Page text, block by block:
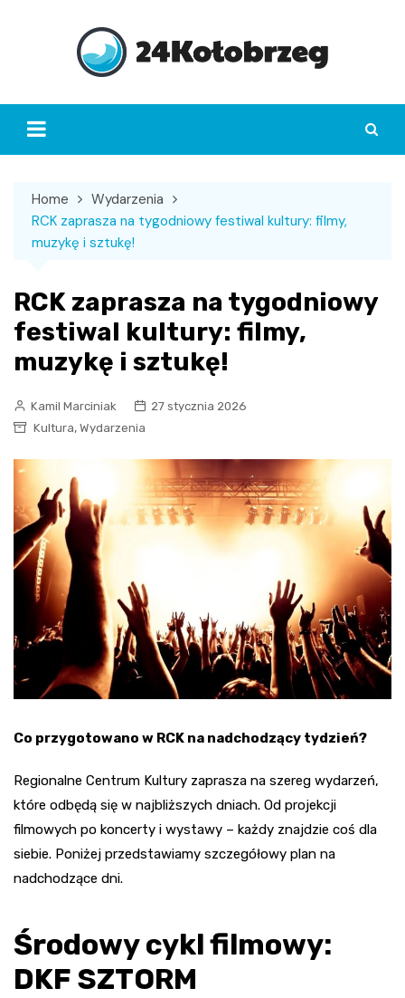
Home
Wydarzenia
RCK zaprasza na tygodniowy festiwal kultury: filmy,
muzykę i sztukę!
RCK zaprasza na tygodniowy
festiwal kultury: filmy,
muzykę i sztukę!
Kamil Marciniak
27 stycznia 2026
Kultura, Wydarzenia
Co przygotowano w RCK na nadchodzący tydzień?
Regionalne Centrum Kultury zaprasza na szereg wydarzeń,
które odbędą się w najbliższych dniach. Od projekcji
filmowych po koncerty i wystawy – każdy znajdzie coś dla
siebie. Poniżej przedstawiamy szczegółowy plan na
nadchodzące dni.
Środowy cykl filmowy:
DKF SZTORM